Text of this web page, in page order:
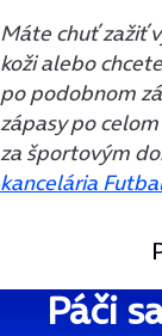
Máte chuť zažiť
koži alebo
po podobnom
zápasy po
za športovým
kancelária
Páči